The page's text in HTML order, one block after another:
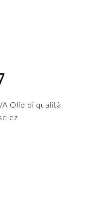
Olio di qualità